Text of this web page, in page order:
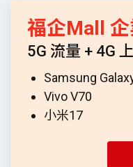
福企Mall 企
5G 流量 + 4G
Samsung
Vivo V70
小米17